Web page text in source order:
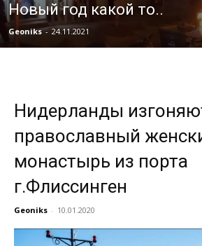
Новый год какой то..
Geoniks - 24.11.2021
Нидерланды
православный
монастырь из порта
г.Флиссинген
Geoniks - 10.01.2020